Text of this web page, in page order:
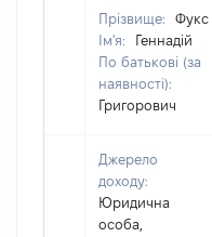
Прізвище:
Фукс
Ім'я:
Геннадій
По батькові (за
наявності):
Григорович
Джерело
доходу:
Юридична
особа,